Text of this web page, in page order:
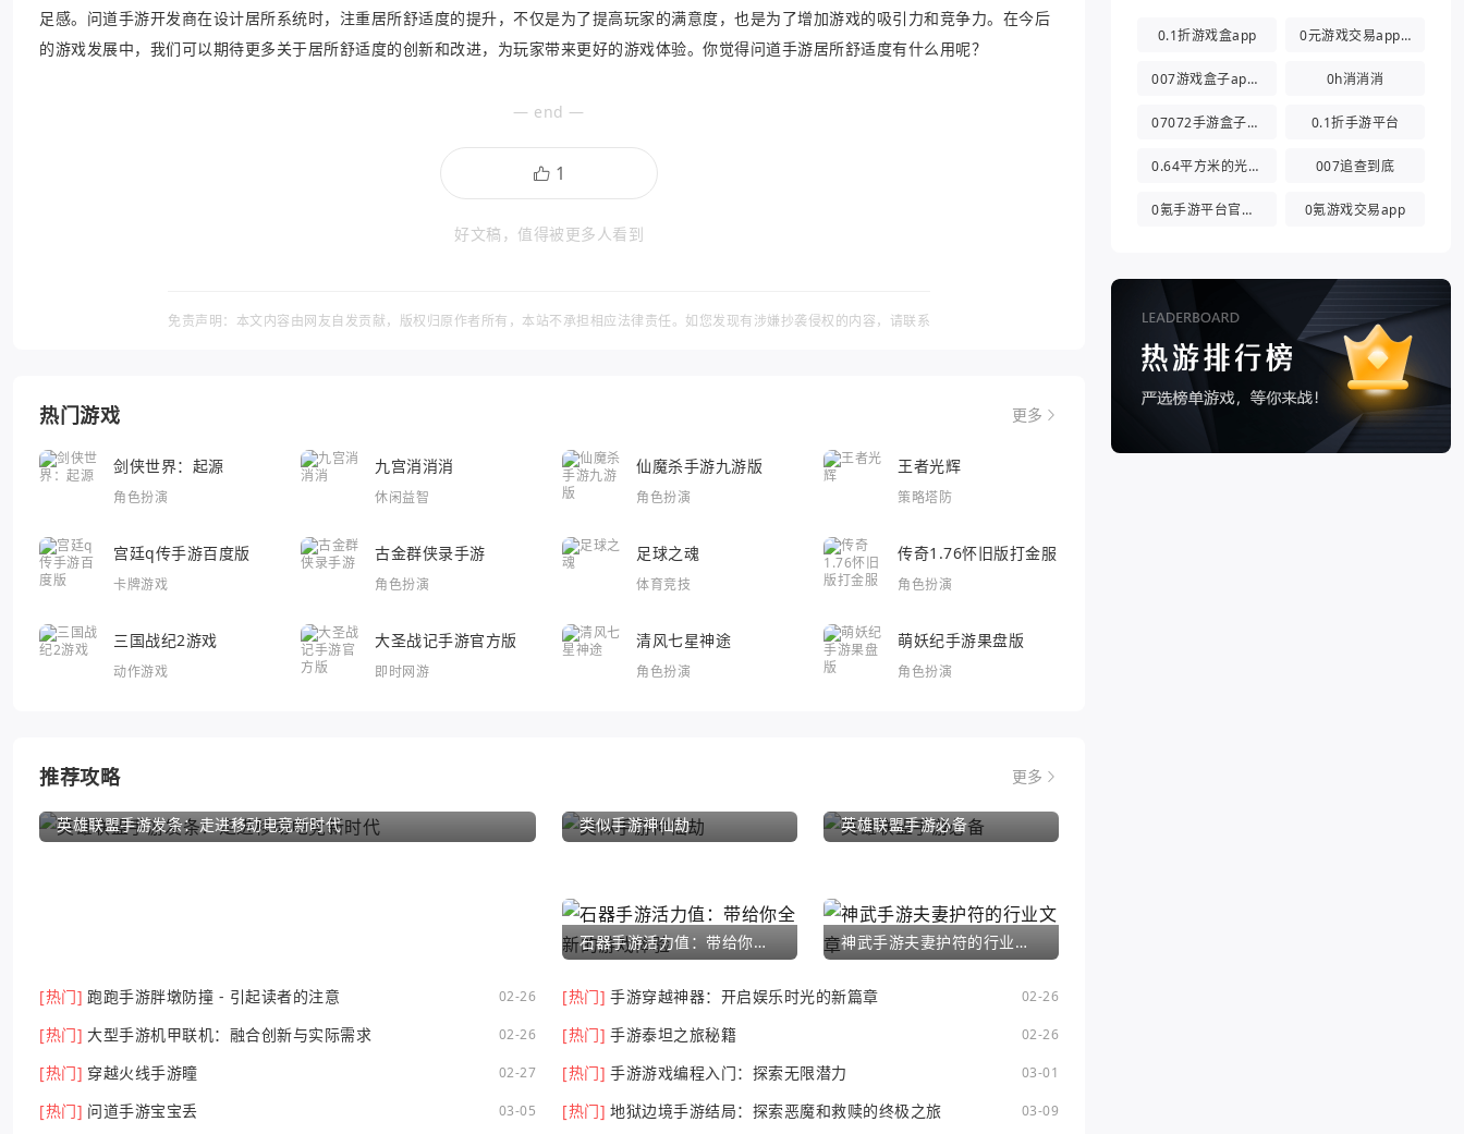
足感。问道手游开发商在设计居所系统时，注重居所舒适度的提升，不仅是为了提高玩家的满意度，也是为了增加游戏的吸引力和竞争力。在今后
的游戏发展中，我们可以期待更多关于居所舒适度的创新和改进，为玩家带来更好的游戏体验。你觉得问道手游居所舒适度有什么用呢？
— end —
好文稿，值得被更多人看到
免责声明：本文内容由网友自发贡献，版权归原作者所有，本站不承担相应法律责任。如您发现有涉嫌抄袭侵权的内容，请联系
热门游戏 更多
剑侠世界：起源
角色扮演
九宫消消消
休闲益智
仙魔杀手游九游版
角色扮演
王者光辉
策略塔防
宫廷q传手游百度版
卡牌游戏
古金群侠录手游
角色扮演
足球之魂
体育竞技
传奇1.76怀旧版打金服
角色扮演
三国战纪2游戏
动作游戏
大圣战记手游官方版
即时网游
清风七星神途
角色扮演
萌妖纪手游果盘版
角色扮演
推荐攻略 更多
英雄联盟手游发条：走进移动电竞新时代 类似手游神仙劫 英雄联盟手游必备
石器手游活力值：带给你全新的游戏体验 神武手游夫妻护符的行业文章
[热门] 跑跑手游胖墩防撞 - 引起读者的注意 02-26 [热门] 手游穿越神器：开启娱乐时光的新篇章 02-26
[热门] 大型手游机甲联机：融合创新与实际需求 02-26 [热门] 手游泰坦之旅秘籍 02-26
[热门] 穿越火线手游瞳 02-27 [热门] 手游游戏编程入门：探索无限潜力 03-01
[热门] 问道手游宝宝丢 03-05 [热门] 地狱边境手游结局：探索恶魔和救赎的终极之旅 03-09
0.1折游戏盒app 0元游戏交易app(0氪游戏盒)
007游戏盒子app官方版 0h消消消
07072手游盒子app 0.1折手游平台
0.64平方米的光都与你有关 007追查到底
0氪手游平台官方版 0氪游戏交易app